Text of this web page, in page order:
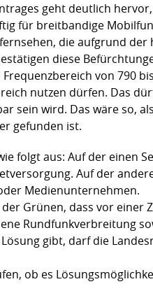
geht deutlich
für breitbandige
die aufgrund
diese
von 790
nutzen dürfen. Das
sein wird. Das wäre so,
gefunden ist.
folgt aus: Auf der einen
Auf der
Medienunternehmen.
Grünen, dass vor einer
Rundfunkverbreitung
gibt, darf die
ob es